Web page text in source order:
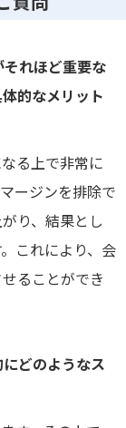
れほど重要な
的なメリット
る上で非常に
ージンを排除で
り、結果とし
これにより、会
ることができ
どのようなス